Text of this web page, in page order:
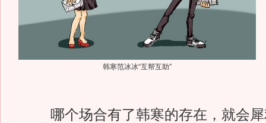
韩寒范冰冰“互帮互助”
哪个场合有了韩寒的存在，就会犀